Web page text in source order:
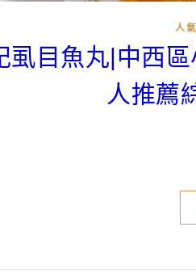
人
虱目魚丸|中西
人推薦